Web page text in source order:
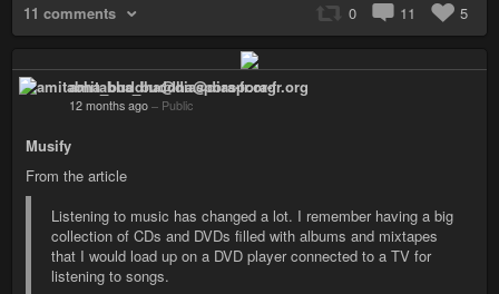
11 comments 0 11 5
amitabha_buddha@diaspora-fr.org
12 months ago – Public
Musify
From the article
Listening to music has changed a lot. I remember having a big
collection of CDs and DVDs filled with albums and mixtapes
that I would load up on a DVD player connected to a TV for
listening to songs.